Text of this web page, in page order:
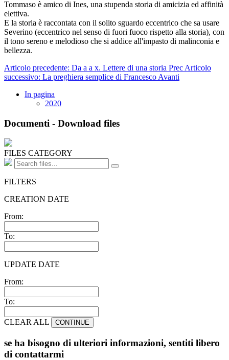
Tommaso è amico di Ines, una stupenda storia di amicizia ed affinità
elettiva.
E la storia è raccontata con il solito sguardo eccentrico che sa usare
Severino (eccentrico nel senso di fuori fuoco rispetto alla storia), con
il tono sereno e melodioso che si addice all'impasto di malinconia e
bellezza.
Articolo precedente: Da a a x. Lettere di una storia Prec Articolo
successivo: La preghiera semplice di Francesco Avanti
In pagina
2020
Documenti - Download files
FILES CATEGORY
FILTERS
CREATION DATE
From:
To:
UPDATE DATE
From:
To:
CLEAR ALL CONTINUE
se ha bisogno di ulteriori informazioni, sentiti libero
di contattarmi